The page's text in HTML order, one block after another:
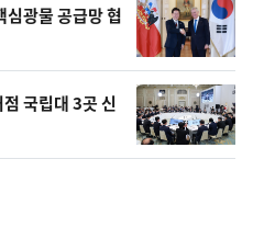
광물 공급망 협
국립대 3곳 신